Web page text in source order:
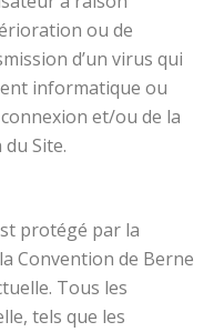
ou de
d’un virus qui
informatique ou
et/ou de la
Site.
protégé par la
Convention de Berne
Tous les
tels que les